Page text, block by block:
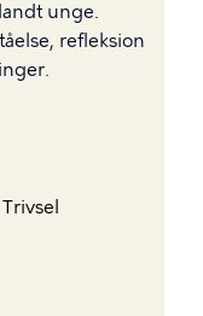
unge.
refleksion
Trivsel